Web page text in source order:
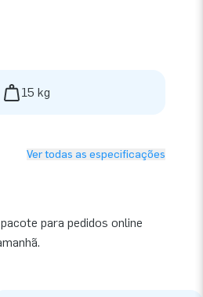
15 kg
Ver todas as especificações
para pedidos online